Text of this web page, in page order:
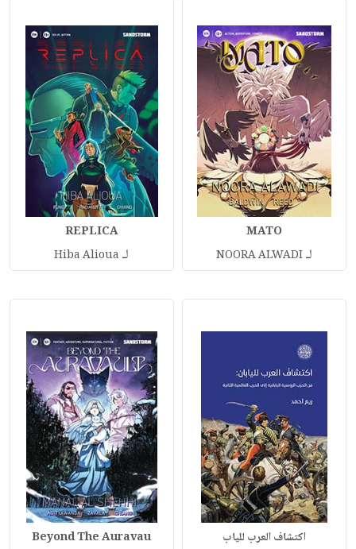
MATO
لـNOORA ALWADI
REPLICA
لـ Hiba Alioua
اكتشاف العرب للياب Beyond The Auravau